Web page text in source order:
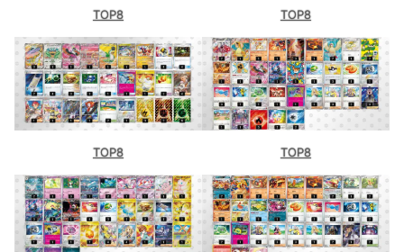
TOP8 TOP8
TOP8 TOP8